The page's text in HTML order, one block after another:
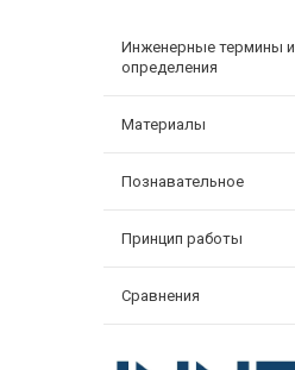
Инженерные термины и
определения
Материалы
Познавательное
Принцип работы
Сравнения